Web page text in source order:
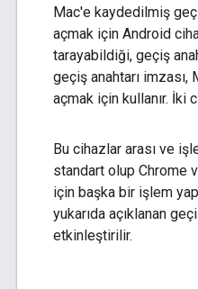
Mac'e kaydedilmiş
açmak için Android
tarayabildiği, geçiş
geçiş anahtarı imzası,
açmak için kullanır. İki
Bu cihazlar arası ve
standart olup Chrome
için başka bir işlem
yukarıda açıklanan
etkinleştirilir.